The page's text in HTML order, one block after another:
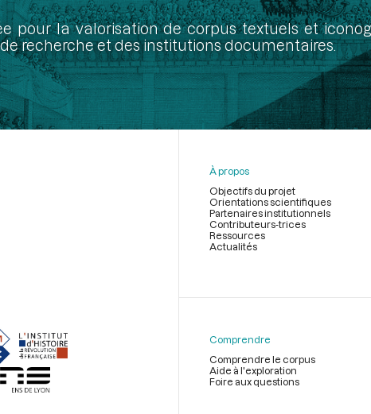
pour la valorisation de corpus textuels et
recherche et des institutions documentaires.
page
À propos
Objectifs du projet
Orientations scientifiques
Partenaires institutionnels
Contributeurs-trices
Ressources
Actualités
Comprendre
Comprendre le corpus
Aide à l'exploration
Foire aux questions